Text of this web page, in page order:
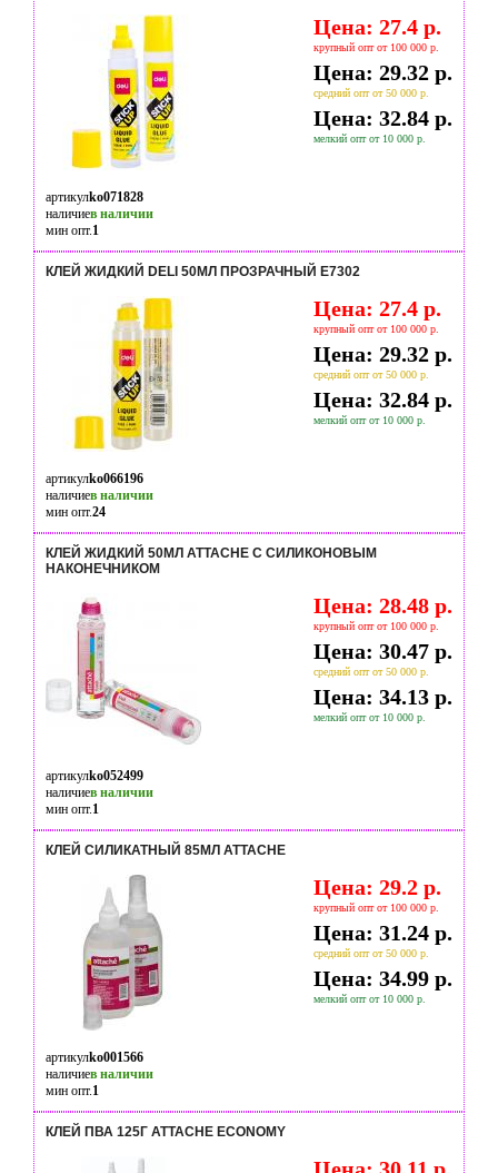
Цена: 27.4 р.
крупный опт от 100 000 р.
Цена: 29.32 р.
средний опт от 50 000 р.
Цена: 32.84 р.
мелкий опт от 10 000 р.
артикулko071828
наличиев наличии
мин опт.1
КЛЕЙ ЖИДКИЙ DELI 50МЛ ПРОЗРАЧНЫЙ E7302
Цена: 27.4 р.
крупный опт от 100 000 р.
Цена: 29.32 р.
средний опт от 50 000 р.
Цена: 32.84 р.
мелкий опт от 10 000 р.
артикулko066196
наличиев наличии
мин опт.24
КЛЕЙ ЖИДКИЙ 50МЛ ATTACHE С СИЛИКОНОВЫМ
НАКОНЕЧНИКОМ
Цена: 28.48 р.
крупный опт от 100 000 р.
Цена: 30.47 р.
средний опт от 50 000 р.
Цена: 34.13 р.
мелкий опт от 10 000 р.
артикулko052499
наличиев наличии
мин опт.1
КЛЕЙ СИЛИКАТНЫЙ 85МЛ ATTACHE
Цена: 29.2 р.
крупный опт от 100 000 р.
Цена: 31.24 р.
средний опт от 50 000 р.
Цена: 34.99 р.
мелкий опт от 10 000 р.
артикулko001566
наличиев наличии
мин опт.1
КЛЕЙ ПВА 125Г ATTACHE ECONOMY